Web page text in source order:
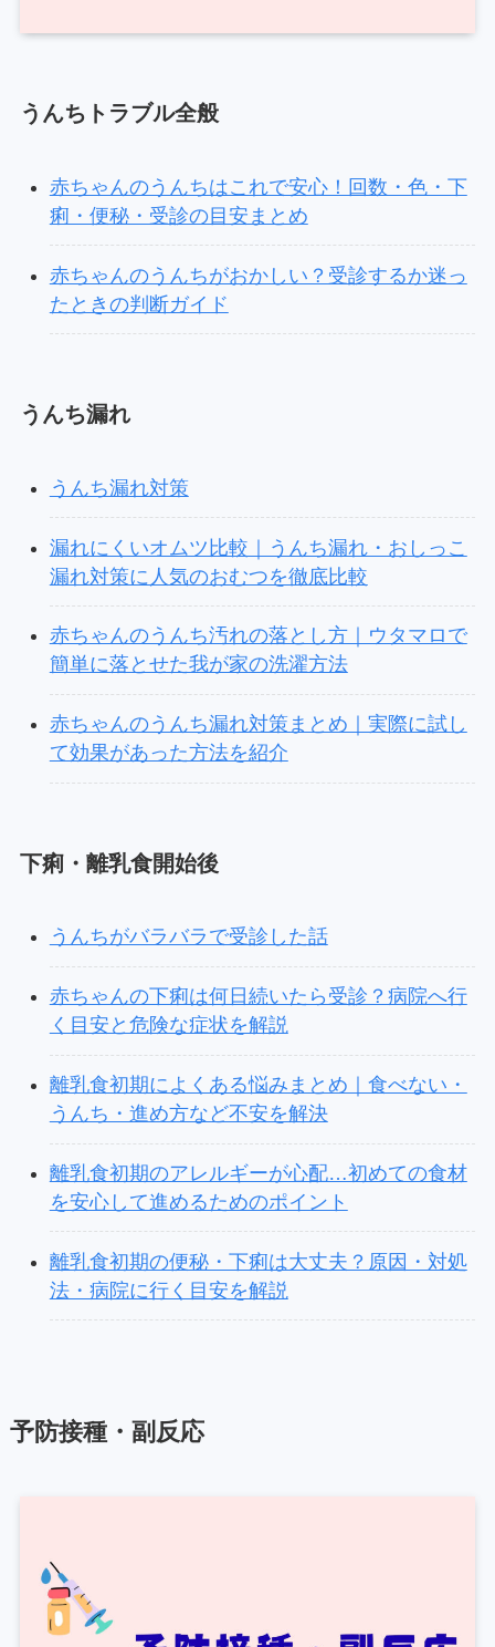
うんちトラブル全般
赤ちゃんのうんちはこれで安心！回数・色・下
痢・便秘・受診の目安まとめ
赤ちゃんのうんちがおかしい？受診するか迷っ
たときの判断ガイド
うんち漏れ
うんち漏れ対策
漏れにくいオムツ比較｜うんち漏れ・おしっこ
漏れ対策に人気のおむつを徹底比較
赤ちゃんのうんち汚れの落とし方｜ウタマロで
簡単に落とせた我が家の洗濯方法
赤ちゃんのうんち漏れ対策まとめ｜実際に試し
て効果があった方法を紹介
下痢・離乳食開始後
うんちがバラバラで受診した話
赤ちゃんの下痢は何日続いたら受診？病院へ行
く目安と危険な症状を解説
離乳食初期によくある悩みまとめ｜食べない・
うんち・進め方など不安を解決
離乳食初期のアレルギーが心配…初めての食材
を安心して進めるためのポイント
離乳食初期の便秘・下痢は大丈夫？原因・対処
法・病院に行く目安を解説
予防接種・副反応